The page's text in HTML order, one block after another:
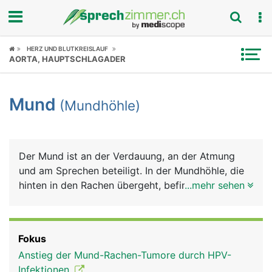
Fokus
Symptome
News
Rubriken
HERZ UND BLUTKREISLAUF
AORTA, HAUPTSCHLAGADER
Mund (Mundhöhle)
Der Mund ist an der Verdauung, an der Atmung
und am Sprechen beteiligt. In der Mundhöhle, die
hinten in den Rachen übergeht, befinden sich die
Speicheldrüsen und Schleimzellen der
Mundschleimhaut ständig feucht gehalten. Den
...mehr sehen
Fokus
Anstieg der Mund-Rachen-Tumore durch HPV-
Infektionen